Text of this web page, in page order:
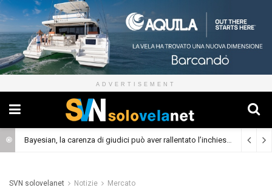
ADVERTISEMENT
Bayesian, la carenza di giudici può aver rallentato l’inchiesta (Cronaca)
SVN solovelanet Notizie Mercato